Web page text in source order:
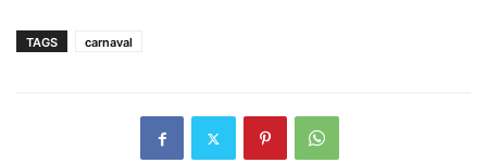
TAGS carnaval